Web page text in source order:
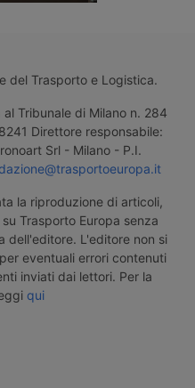
del Trasporto e Logistica.
Tribunale di Milano n. 284
Direttore responsabile:
Srl - Milano - P.I.
la riproduzione di articoli,
Trasporto Europa senza
dell'editore. L'editore non si
eventuali errori contenuti
inviati dai lettori. Per la
qui